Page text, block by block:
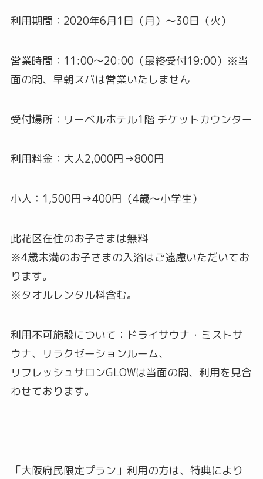
利用期間：2020年6月1日（月）～30日（火）
営業時間：11:00～20:00（最終受付19:00）※当
面の間、早朝スパは営業いたしません
受付場所：リーベルホテル1階 チケットカウンター
利用料金：大人2,000円→800円
小人：1,500円→400円（4歳～小学生）
此花区在住のお子さまは無料
※4歳未満のお子さまの入浴はご遠慮いただいてお
ります。
※タオルレンタル料含む。
利用不可施設について：ドライサウナ・ミストサ
ウナ、リラクゼーションルーム、
リフレッシュサロンGLOWは当面の間、利用を見合
わせております。
「大阪府民限定プラン」利用の方は、特典により